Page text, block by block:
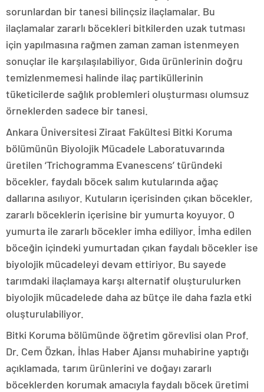
sorunlardan bir tanesi bilinçsiz ilaçlamalar. Bu
ilaçlamalar zararlı böcekleri bitkilerden uzak tutması
için yapılmasına rağmen zaman zaman istenmeyen
sonuçlar ile karşılaşılabiliyor. Gıda ürünlerinin doğru
temizlenmemesi halinde ilaç partiküllerinin
tüketicilerde sağlık problemleri oluşturması olumsuz
örneklerden sadece bir tanesi.
Ankara Üniversitesi Ziraat Fakültesi Bitki Koruma
bölümünün Biyolojik Mücadele Laboratuvarında
üretilen ‘Trichogramma Evanescens’ türündeki
böcekler, faydalı böcek salım kutularında ağaç
dallarına asılıyor. Kutuların içerisinden çıkan böcekler,
zararlı böceklerin içerisine bir yumurta koyuyor. O
yumurta ile zararlı böcekler imha ediliyor. İmha edilen
böceğin içindeki yumurtadan çıkan faydalı böcekler ise
biyolojik mücadeleyi devam ettiriyor. Bu sayede
tarımdaki ilaçlamaya karşı alternatif oluşturulurken
biyolojik mücadelede daha az bütçe ile daha fazla etki
oluşturulabiliyor.
Bitki Koruma bölümünde öğretim görevlisi olan Prof.
Dr. Cem Özkan, İhlas Haber Ajansı muhabirine yaptığı
açıklamada, tarım ürünlerini ve doğayı zararlı
böceklerden korumak amacıyla faydalı böcek üretimi